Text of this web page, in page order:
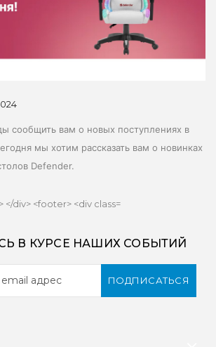
сообщить вам о новых поступлениях в
мы хотим рассказать вам о новинках
Defender.
В КУРСЕ НАШИХ СОБЫТИЙ
ПОДПИСАТЬСЯ